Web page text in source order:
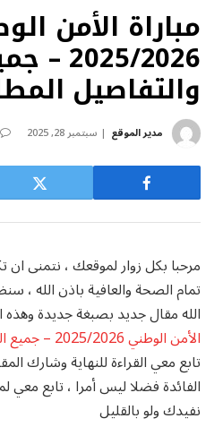
مباراة الأمن
2025/
والتفاصيل
مدير الموقع سبتمبر 28, 2025
مرحبا بكل زوار لموقعك ، نتمنى ان
تمام الصحة والعافية باذن الله ،
الله مقال جديد بصبغة جديدة
الأمن الوطني 2025/2026 – جميع الشروط والتفاصيل المطلوبة
تابع معي القراءة للنهاية وشارك
الفائدة فضلا ليس أمرا ، تابع معي
نفيدك ولو بالقليل